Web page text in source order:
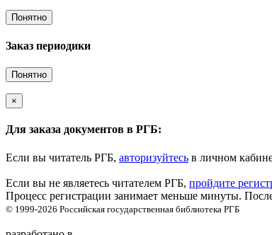
Понятно
Заказ периодики
Понятно
×
Для заказа документов в РГБ:
Если вы читатель РГБ, авторизуйтесь в личном
Если вы не являетесь читателем РГБ, пройдите
Процесс регистрации занимает меньше минуты.
© 1999-2026 Российская государственная библиотека РГБ